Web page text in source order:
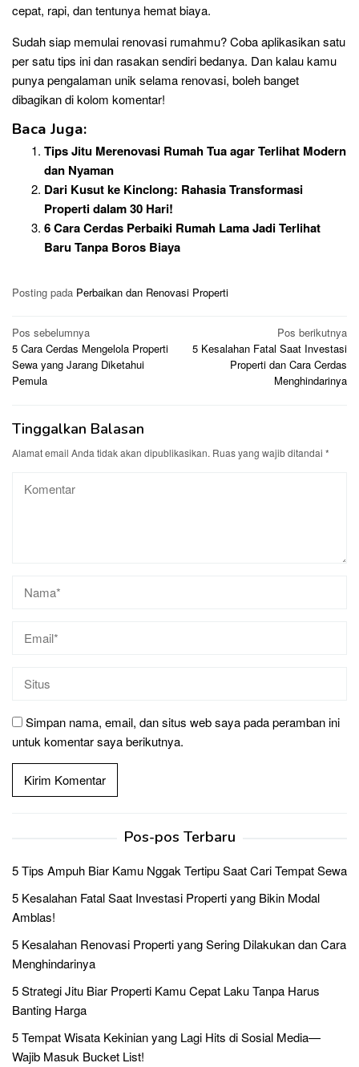
cepat, rapi, dan tentunya hemat biaya.
Sudah siap memulai renovasi rumahmu? Coba aplikasikan satu
per satu tips ini dan rasakan sendiri bedanya. Dan kalau kamu
punya pengalaman unik selama renovasi, boleh banget
dibagikan di kolom komentar!
Baca Juga:
Tips Jitu Merenovasi Rumah Tua agar Terlihat Modern
dan Nyaman
Dari Kusut ke Kinclong: Rahasia Transformasi
Properti dalam 30 Hari!
6 Cara Cerdas Perbaiki Rumah Lama Jadi Terlihat
Baru Tanpa Boros Biaya
Posting pada Perbaikan dan Renovasi Properti
Navigasi
pos
Pos sebelumnya
5 Cara Cerdas Mengelola Properti
Sewa yang Jarang Diketahui
Pemula
Pos berikutnya
5 Kesalahan Fatal Saat Investasi
Properti dan Cara Cerdas
Menghindarinya
Tinggalkan Balasan
Alamat email Anda tidak akan dipublikasikan. Ruas yang wajib ditandai *
Simpan nama, email, dan situs web saya pada peramban ini
untuk komentar saya berikutnya.
Pos-pos Terbaru
5 Tips Ampuh Biar Kamu Nggak Tertipu Saat Cari Tempat Sewa
5 Kesalahan Fatal Saat Investasi Properti yang Bikin Modal
Amblas!
5 Kesalahan Renovasi Properti yang Sering Dilakukan dan Cara
Menghindarinya
5 Strategi Jitu Biar Properti Kamu Cepat Laku Tanpa Harus
Banting Harga
5 Tempat Wisata Kekinian yang Lagi Hits di Sosial Media—
Wajib Masuk Bucket List!